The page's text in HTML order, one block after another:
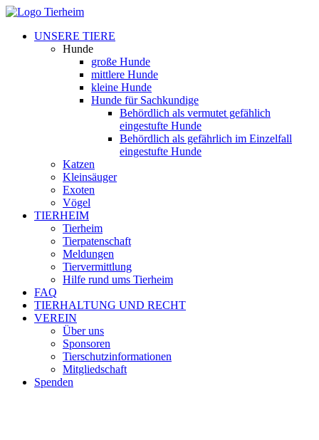
UNSERE TIERE
Hunde
große Hunde
mittlere Hunde
kleine Hunde
Hunde für Sachkundige
Behördlich als vermutet gefählich
eingestufte Hunde
Behördlich als gefährlich im Einzelfall
eingestufte Hunde
Katzen
Kleinsäuger
Exoten
Vögel
TIERHEIM
Tierheim
Tierpatenschaft
Meldungen
Tiervermittlung
Hilfe rund ums Tierheim
FAQ
TIERHALTUNG UND RECHT
VEREIN
Über uns
Sponsoren
Tierschutzinformationen
Mitgliedschaft
Spenden